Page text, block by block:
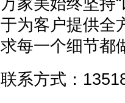
于为客户提供全
求每一个细节都
联系方式：